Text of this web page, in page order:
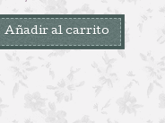
Añadir al carrito